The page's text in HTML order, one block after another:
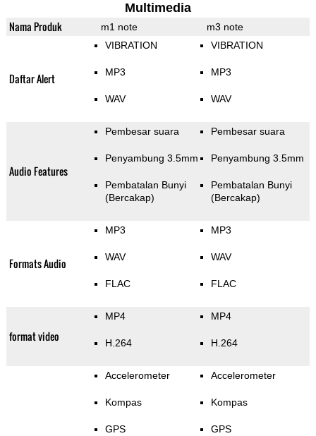
Multimedia
Nama Produk m1 note m3 note
Daftar Alert
VIBRATION
MP3
WAV
VIBRATION
MP3
WAV
Audio Features
Pembesar suara
Penyambung 3.5mm
Pembatalan Bunyi
(Bercakap)
Pembesar suara
Penyambung 3.5mm
Pembatalan Bunyi
(Bercakap)
Formats Audio
MP3
WAV
FLAC
MP3
WAV
FLAC
format video
MP4
H.264
MP4
H.264
Accelerometer
Kompas
GPS
Accelerometer
Kompas
GPS